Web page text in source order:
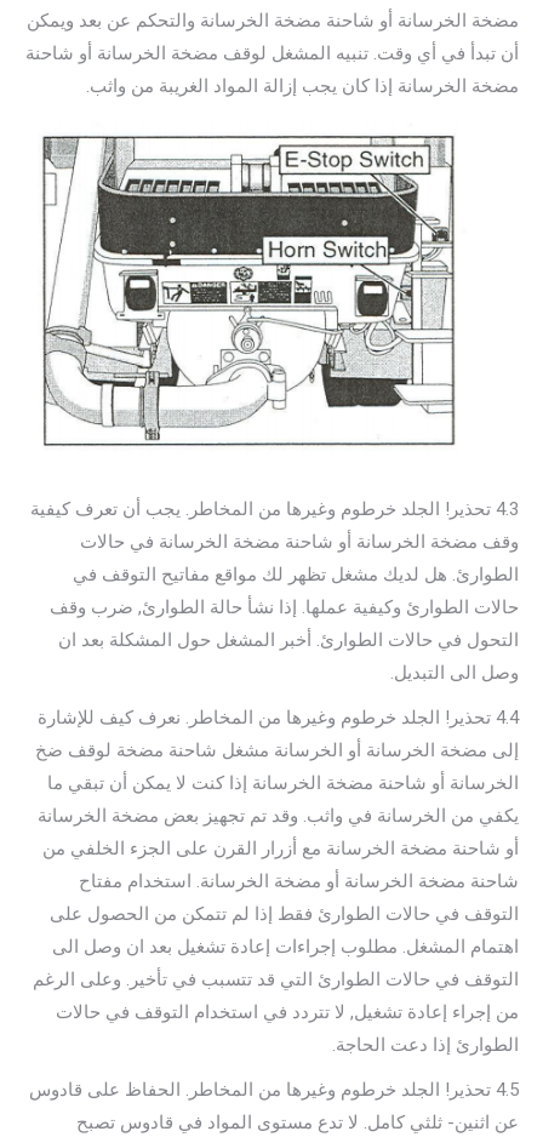
مضخة الخرسانة أو شاحنة مضخة الخرسانة والتحكم عن بعد ويمكن
أن تبدأ في أي وقت. تنبيه المشغل لوقف مضخة الخرسانة أو شاحنة
مضخة الخرسانة إذا كان يجب إزالة المواد الغريبة من واثب.
4.3 تحذير! الجلد خرطوم وغيرها من المخاطر. يجب أن تعرف كيفية
وقف مضخة الخرسانة أو شاحنة مضخة الخرسانة في حالات
الطوارئ. هل لديك مشغل تظهر لك مواقع مفاتيح التوقف في
حالات الطوارئ وكيفية عملها. إذا نشأ حالة الطوارئ, ضرب وقف
التحول في حالات الطوارئ. أخبر المشغل حول المشكلة بعد ان
وصل الى التبديل.
4.4 تحذير! الجلد خرطوم وغيرها من المخاطر. نعرف كيف للإشارة
إلى مضخة الخرسانة أو الخرسانة مشغل شاحنة مضخة لوقف ضخ
الخرسانة أو شاحنة مضخة الخرسانة إذا كنت لا يمكن أن تبقي ما
يكفي من الخرسانة في واثب. وقد تم تجهيز بعض مضخة الخرسانة
أو شاحنة مضخة الخرسانة مع أزرار القرن على الجزء الخلفي من
شاحنة مضخة الخرسانة أو مضخة الخرسانة. استخدام مفتاح
التوقف في حالات الطوارئ فقط إذا لم تتمكن من الحصول على
اهتمام المشغل. مطلوب إجراءات إعادة تشغيل بعد ان وصل الى
التوقف في حالات الطوارئ التي قد تتسبب في تأخير. وعلى الرغم
من إجراء إعادة تشغيل, لا تتردد في استخدام التوقف في حالات
الطوارئ إذا دعت الحاجة.
4.5 تحذير! الجلد خرطوم وغيرها من المخاطر. الحفاظ على قادوس
عن اثنين- ثلثي كامل. لا تدع مستوى المواد في قادوس تصبح